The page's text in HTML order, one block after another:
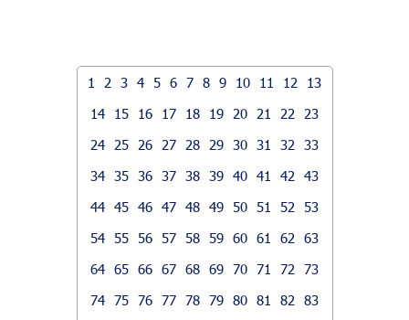
1 2 3 4 5 6 7 8 9 10 11 12
13
14
15 16 17 18 19 20 21 22
23
24
25 26 27 28 29 30 31 32
33
34 35 36 37 38 39 40 41 42
43
44 45 46 47 48 49 50 51 52
53
54 55 56 57 58 59 60 61 62
63
64 65 66 67 68 69 70 71 72
73
74 75 76 77 78 79 80 81 82
83